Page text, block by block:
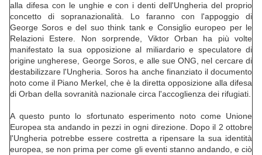
alla difesa con le unghie e con i denti dell'Ungheria del proprio
concetto di sopranazionalità. Lo faranno con l'appoggio di
George Soros e del suo think tank e Consiglio europeo per le
Relazioni Estere. Non sorprende, Viktor Orban ha più volte
manifestato la sua opposizione al miliardario e speculatore di
origine ungherese, George Soros, e alle sue ONG, nel cercare di
destabilizzare l'Ungheria. Soros ha anche finanziato il documento
noto come il Piano Merkel, che è la diretta opposizione alla difesa
di Orban della sovranità nazionale circa l'accoglienza dei rifugiati.
A questo punto lo sfortunato esperimento noto come Unione
Europea sta andando in pezzi in ogni direzione. Dopo il 2 ottobre
l'Ungheria potrebbe essere costretta a ripensare la sua identità
europea, se non prima per come gli eventi stanno andando, e ciò